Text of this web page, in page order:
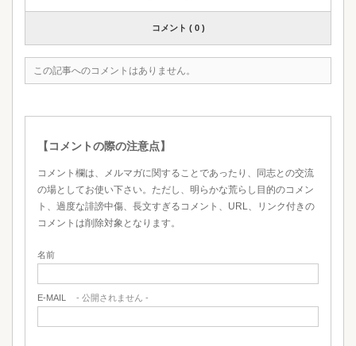
コメント ( 0 )
この記事へのコメントはありません。
【コメントの際の注意点】
コメント欄は、メルマガに関することであったり、同志との交流
の場としてお使い下さい。ただし、明らかな荒らし目的のコメン
ト、過度な誹謗中傷、長文すぎるコメント、URL、リンク付きの
コメントは削除対象となります。
名前
E-MAIL - 公開されません -